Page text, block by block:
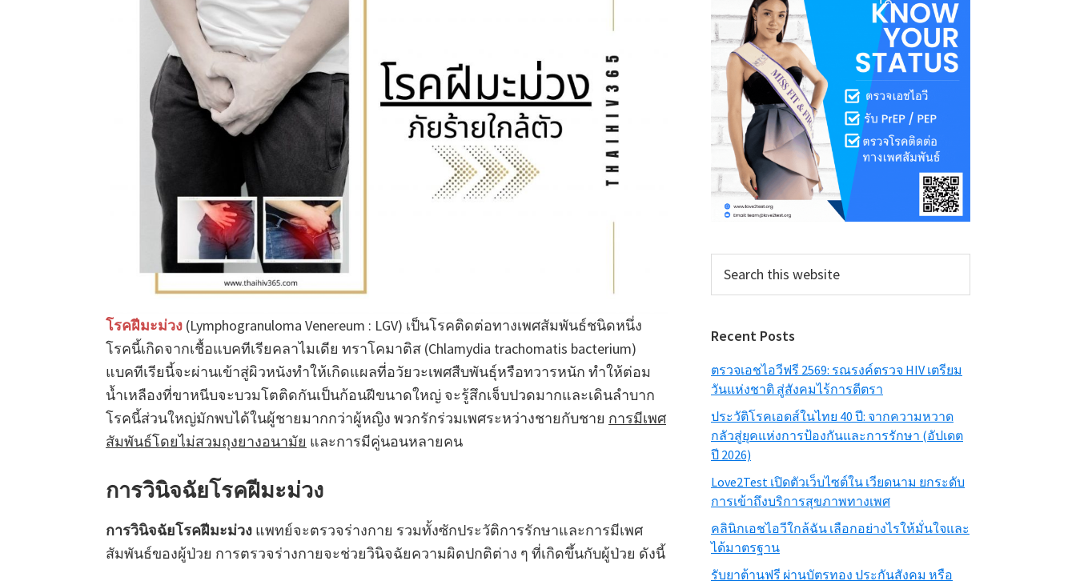
โรคฝีมะม่วง (Lymphogranuloma Venereum : LGV) เป็นโรคติดต่อทางเพศสัมพันธ์ชนิดหนึ่ง
โรคนี้เกิดจากเชื้อแบคทีเรียคลาไมเดีย ทราโคมาติส (Chlamydia trachomatis bacterium)
แบคทีเรียนี้จะผ่านเข้าสู่ผิวหนังทำให้เกิดแผลที่อวัยวะเพศสืบพันธุ์หรือทวารหนัก ทำให้ต่อม
น้ำเหลืองที่ขาหนีบจะบวมโตติดกันเป็นก้อนฝีขนาดใหญ่ จะรู้สึกเจ็บปวดมากและเดินลำบาก
โรคนี้ส่วนใหญ่มักพบได้ในผู้ชายมากกว่าผู้หญิง พวกรักร่วมเพศระหว่างชายกับชาย การมีเพศ
สัมพันธ์โดยไม่สวมถุงยางอนามัย และการมีคู่นอนหลายคน
การวินิจฉัยโรคฝีมะม่วง
การวินิจฉัยโรคฝีมะม่วง แพทย์จะตรวจร่างกาย รวมทั้งซักประวัติการรักษาและการมีเพศ
สัมพันธ์ของผู้ป่วย การตรวจร่างกายจะช่วยวินิจฉัยความผิดปกติต่าง ๆ ที่เกิดขึ้นกับผู้ป่วย ดังนี้
this
Recent Posts
ตรวจเอชไอวีฟรี 2569: รณรงค์ตรวจ HIV เตรียม
วันแห่งชาติ สู่สังคมไร้การตีตรา
ประวัติโรคเอดส์ในไทย 40 ปี: จากความหวาด
กลัวสู่ยุคแห่งการป้องกันและการรักษา (อัปเดต
ปี 2026)
Love2Test เปิดตัวเว็บไซต์ใน เวียดนาม ยกระดับ
การเข้าถึงบริการสุขภาพทางเพศ
คลินิกเอชไอวีใกล้ฉัน เลือกอย่างไรให้มั่นใจและ
ได้มาตรฐาน
รับยาต้านฟรี ผ่านบัตรทอง ประกันสังคม หรือ